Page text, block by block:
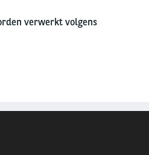
verwerkt volgens